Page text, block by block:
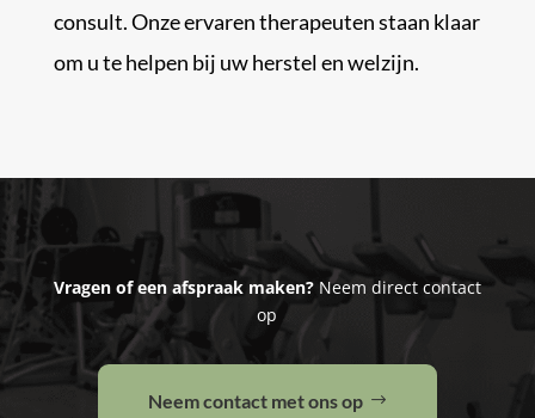
consult. Onze ervaren therapeuten staan klaar
om u te helpen bij uw herstel en welzijn.
Vragen of een afspraak maken?Neem direct contact
op
Neem contact met ons op